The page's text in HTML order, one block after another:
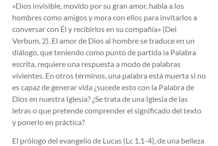
«Dios invisible, movido por su gran amor, habla a los
hombres como amigos y mora con ellos para invitarlos a
conversar con Él y recibirlos en su compañía» (Dei
Verbum, 2). El amor de Dios al hombre se traduce en un
diálogo, que teniendo como punto de partida la Palabra
escrita, requiere una respuesta a modo de palabras
vivientes. En otros términos, una palabra está muerta si no
es capaz de generar vida ¿sucede esto con la Palabra de
Dios en nuestra Iglesia? ¿Se trata de una Iglesia de las
letras o que pretende comprender el significado del texto
y ponerlo en práctica?
El prólogo del evangelio de Lucas (Lc 1,1-4), de una belleza